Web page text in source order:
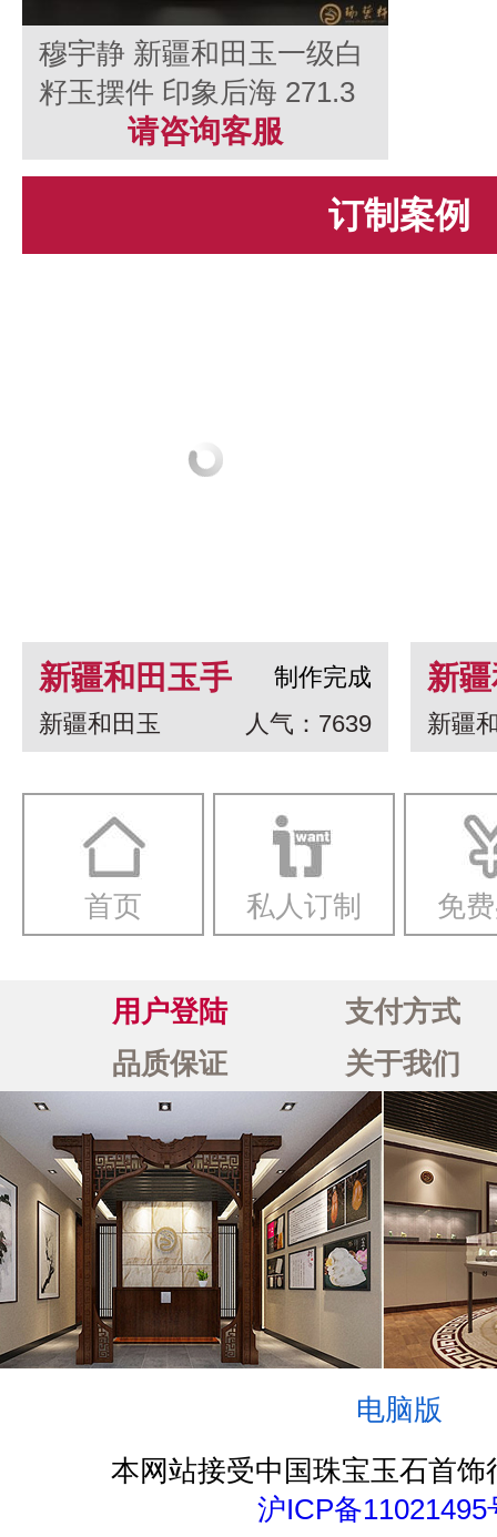
穆宇静 新疆和田玉一级白
籽玉摆件 印象后海 271.3
请咨询客服
订制案例
新疆和田玉手
串 龙生九子
制作完成
新疆和田玉
人气：7639
新
白
一
新疆
首页 私人订制 免
用户登陆
支付方式
品质保证
关于我们
电脑版
本网站接受中国珠宝玉石首饰
沪ICP备11021495